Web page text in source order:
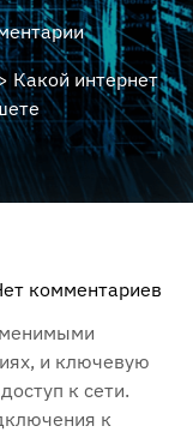
Какой интернет
комментариев
и ключевую
к сети.
к